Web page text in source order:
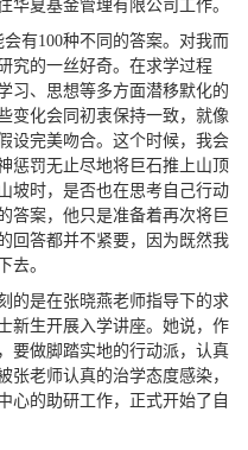
华夏基金管理有限公司工作。
有100种不同的答案。对我而
究的一丝好奇。在求学过程
习、思想等多方面潜移默化的
变化会同初衷保持一致，就像
设完美吻合。这个时候，我会
惩罚无止尽地将巨石推上山顶
坡时，是否也在思考自己行动
答案，他只是准备着再次将巨
回答都并不紧要，因为既然我
去。
的是在张晓燕老师指导下的求
新生开展入学讲座。她说，作
要做脚踏实地的行动派，认真
张老师认真的治学态度感染，
心的助研工作，正式开始了自